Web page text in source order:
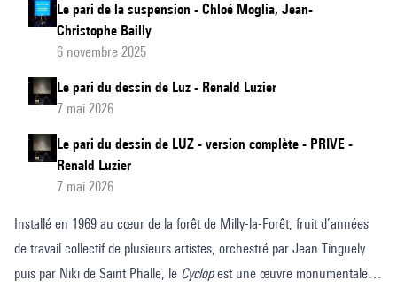
Le pari de la suspension - Chloé Moglia, Jean-
Christophe Bailly
6 novembre 2025
Le pari du dessin de Luz - Renald Luzier
7 mai 2026
Le pari du dessin de LUZ - version complète - PRIVE -
Renald Luzier
7 mai 2026
Installé en 1969 au cœur de la forêt de Milly-la-Forêt, fruit d’années
de travail collectif de plusieurs artistes, orchestré par Jean Tinguely
puis par Niki de Saint Phalle, le Cyclopest une œuvre monumentale et